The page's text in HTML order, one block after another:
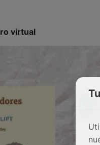
virtual